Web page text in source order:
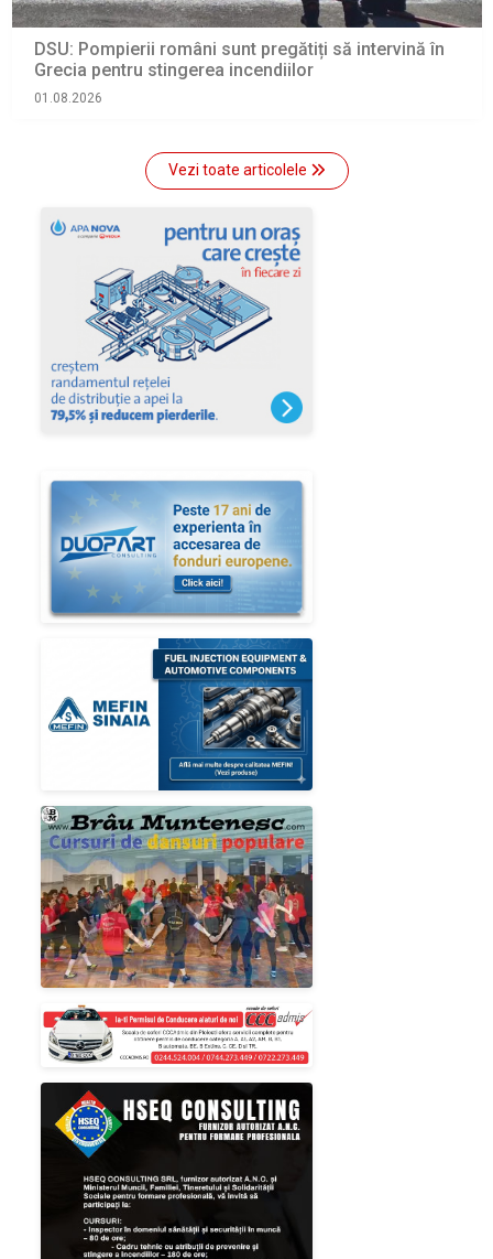
DSU: Pompierii români sunt pregătiți să intervină în
Grecia pentru stingerea incendiilor
01.08.2026
Vezi toate articolele